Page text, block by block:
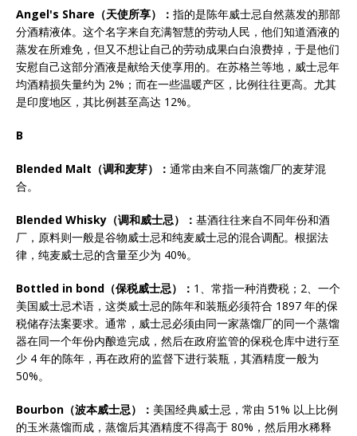
Angel's Share （天使所享）： 指的是陈年威士忌自然蒸发的那部
分酒精液体。这个名字来自充满智慧的劳动人民，他们知道酒液的
蒸发在所难免，但又不想让自己的劳动成果白白浪费掉，于是他们
安慰自己这部分酒液是献给天使享用的。在苏格兰等地，威士忌年
均酒精损失量约为 2%；而在一些温暖产区，比例往往更高。尤其
是印度地区，其比例甚至高达 12%。
B
Blended Malt （调和麦芽）： 通常由来自不同蒸馏厂的麦芽混
合。
Blended Whisky （调和威士忌）： 基酒往往来自不同年份和酒
厂，原料则一般是谷物威士忌和纯麦威士忌的混合调配。根据法
律，纯麦威士忌的含量至少为 40%。
Bottled in bond （保税威士忌）： 1、常指一种消费税；2、一个
美国威士忌术语，这类威士忌的陈年和装瓶必须符合 1897 年的保
税储存法案要求。通常，威士忌必须由同一家蒸馏厂的同一个蒸馏
器在同一个年份内酿造完成，然后在政府监管的保税仓库中进行至
少 4 年的陈年，再在政府的监督下进行装瓶，其酒精度一般为
50%。
Bourbon （波本威士忌）： 美国经典威士忌，常由 51% 以上比例
的玉米蒸馏而成，蒸馏后其酒精度不得高于 80%，然后用水稀释